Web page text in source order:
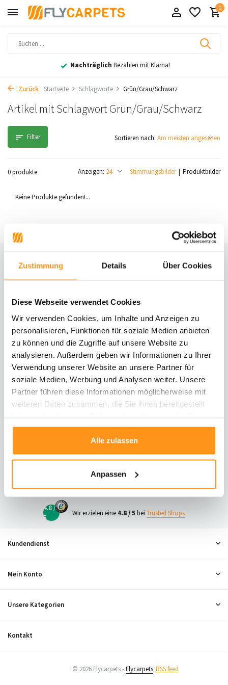
Zustimmung Details Über Cookies
Diese Webseite verwendet Cookies
Wir verwenden Cookies, um Inhalte und Anzeigen zu
personalisieren, Funktionen für soziale Medien anbieten
zu können und die Zugriffe auf unsere Website zu
analysieren. Außerdem geben wir Informationen zu Ihrer
Verwendung unserer Website an unsere Partner für
soziale Medien, Werbung und Analysen weiter. Unsere
Partner führen diese Informationen möglicherweise mit
weiteren Daten zusammen, die Sie ihnen bereitgestellt
gesammelt haben.
Alle zulassen
Anpassen
0
Nachträglich Bezahlen mit Klarna!
Zurück Startseite Schlagworte Grün/Grau/Schwarz
Artikel mit Schlagwort Grün/Grau/Schwarz
Filter
0 produkte Stimmungsbilder Produktbilder
Anzeigen:
Sortieren nach:
Keine Produkte gefunden!...
Informationen zur Rücksendung
Direkt chatten
Mit einem Mitarbeiter chatten
E-Mail senden
vragen@flycarpets.nl
Telefonischer Kontakt
23
4.8 /
5
Wir erzielen eine 4.8 / 5 bei Trusted Shops
Kundendienst
Mein Konto
Unsere Kategorien
Kontakt
© 2026 Flycarpets -Flycarpets RSS feed